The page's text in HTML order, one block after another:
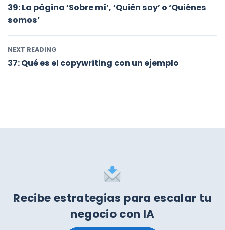
39: La página ‘Sobre mí’, ‘Quién soy’ o ‘Quiénes
somos’
NEXT READING
37: Qué es el copywriting con un ejemplo
Recibe estrategias para escalar tu
negocio con IA